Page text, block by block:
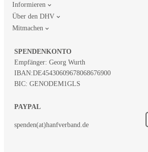
Informieren
Über den DHV
Mitmachen
SPENDENKONTO
Empfänger: Georg Wurth
IBAN:DE45430609678068676900
BIC: GENODEM1GLS
PAYPAL
spenden(at)hanfverband.de